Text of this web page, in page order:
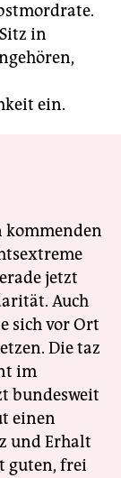
in
ein.
kommenden
jetzt
Auch
sich vor Ort
Die taz
im
bundesweit
einen
und Erhalt
guten, frei